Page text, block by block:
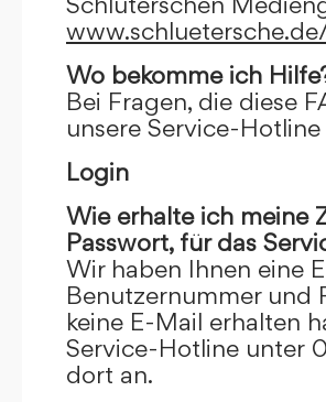
Wo bekomme ich
Bei Fragen, die diese
unsere Service-
Login
Wie erhalte ich meine
Passwort, für das
Wir haben Ihnen eine
Benutzernummer und
keine E-Mail erhalten
Service-Hotline unter
dort an.